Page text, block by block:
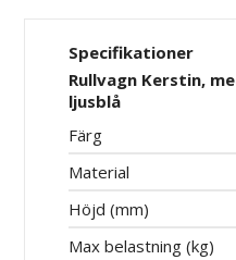
Specifikationer
Rullvagn Kerstin,
ljusblå
Färg
Material
Höjd (mm)
Max belastning (kg)